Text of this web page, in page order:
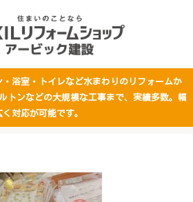
浴室・トイレなど水まわりのリフォームか
トンなどの大規模な工事まで、実績多数。幅
く対応が可能です。